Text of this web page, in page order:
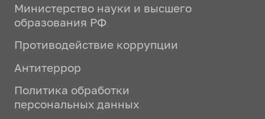
Министерство науки и высшего
образования РФ
Противодействие коррупции
Антитеррор
Политика обработки
персональных данных